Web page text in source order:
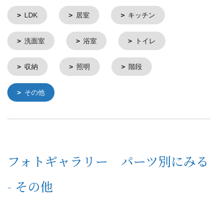
LDK 居室 キッチン
洗面室 浴室 トイレ
収納 照明 階段
その他
フォトギャラリー パーツ別にみる
- その他